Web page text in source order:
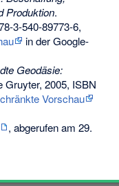
Produktion.
3-540-89773-6,
in der Google-
Geodäsie:
Gruyter, 2005, ISBN
Vorschau
, abgerufen am 29.